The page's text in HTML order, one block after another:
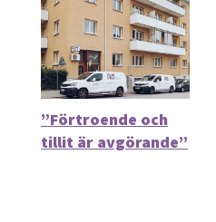
”Förtroende och
tillit är avgörande”